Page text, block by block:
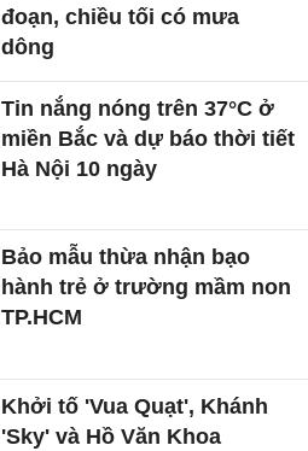
đoạn, chiều tối có mưa
dông
Tin nắng nóng trên 37°C ở
miền Bắc và dự báo thời tiết
Hà Nội 10 ngày
Bảo mẫu thừa nhận bạo
hành trẻ ở trường mầm non
TP.HCM
Khởi tố 'Vua Quạt', Khánh
'Sky' và Hồ Văn Khoa